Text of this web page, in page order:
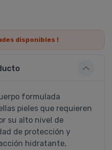
disponibles !
formulada
pieles que requieren
su alto nivel de
de protección y
hidratante,